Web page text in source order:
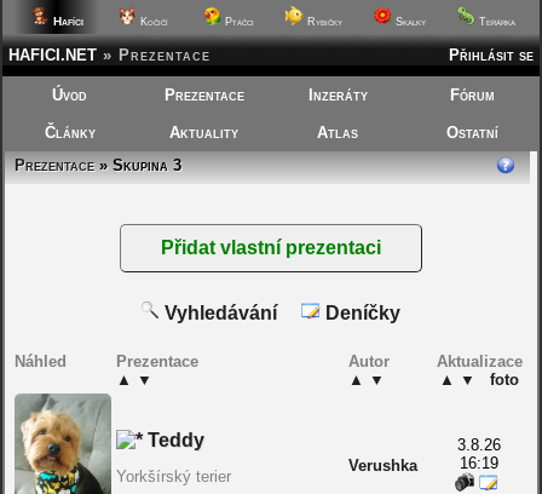
Hafíci Kočičí Ptáčci Rybičky Skalky Terárka
Přihlásit se
HAFICI.NET » Prezentace
Úvod Prezentace Inzeráty Fórum
Články Aktuality Atlas
Ostatní
Prezentace» Skupina 3
Vyhledávání Deníčky
Náhled
Prezentace
▲ ▼
Autor
▲ ▼
Aktualizace
▲ ▼ foto
Teddy
Yorkšírský terier
Verushka
3.8.26
16:19